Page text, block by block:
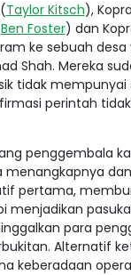
Taylor Kitsch),
Ben Foster) dan
ke sebuah desa
Shah. Mereka
tidak mempunyai
perintah tidak
penggembala
menangkapnya
pertama,
menjadikan
para
Alternatif
keberadaan